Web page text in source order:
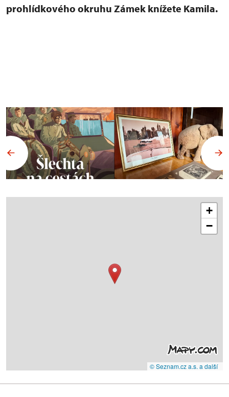
prohlídkového okruhu Zámek knížete Kamila.
+
−
© Seznam.cz a.s. a další